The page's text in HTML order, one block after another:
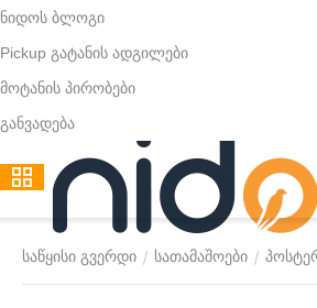
ნიდოს ბლოგი
Pickup გატანის ადგილები
მოტანის პირობები
განვადება
საწყისი გვერდი / სათამაშოები /